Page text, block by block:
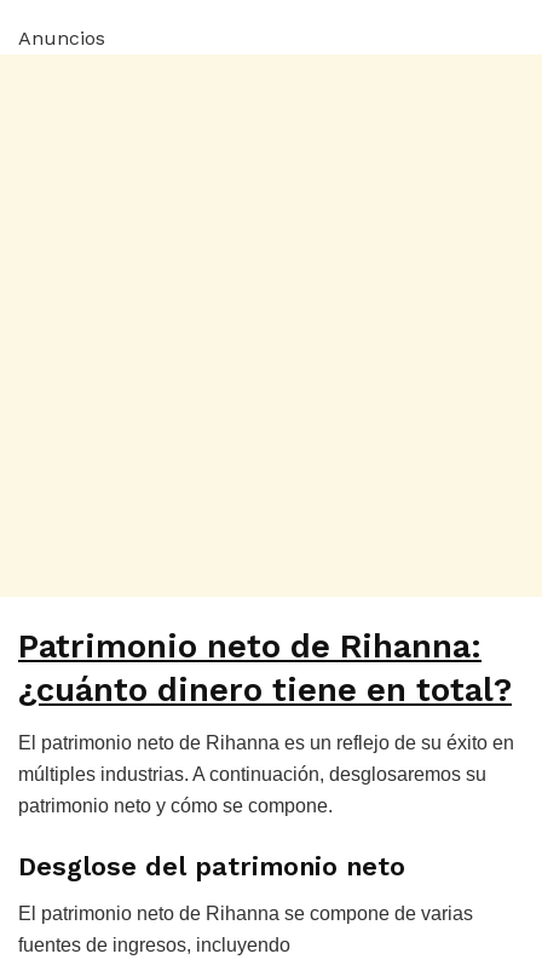
Anuncios
Patrimonio neto de Rihanna:
¿cuánto dinero tiene en total?
El patrimonio neto de Rihanna es un reflejo de su éxito en
múltiples industrias. A continuación, desglosaremos su
patrimonio neto y cómo se compone.
Desglose del patrimonio neto
El patrimonio neto de Rihanna se compone de varias
fuentes de ingresos, incluyendo